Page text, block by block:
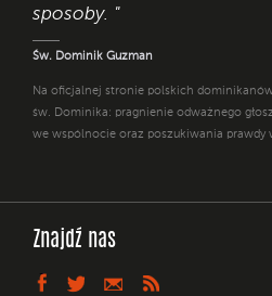
sposoby. "
Św. Dominik Guzman
Na oficjalnej stronie polskich
św. Dominika: pragnienie odważnego
we wspólnocie oraz poszukiwania prawdy
Znajdź nas